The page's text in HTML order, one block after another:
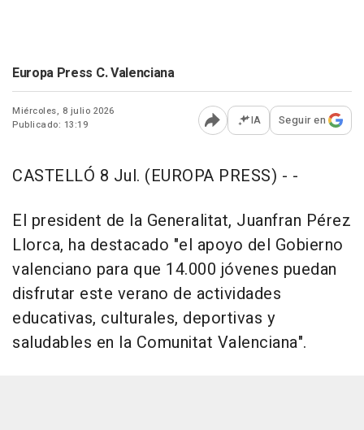
Europa Press C. Valenciana
Miércoles, 8 julio 2026
Publicado: 13:19
Abrir opciones para
IA Seguir en
CASTELLÓ 8 Jul. (EUROPA PRESS) - -
El president de la Generalitat, Juanfran Pérez
Llorca, ha destacado "el apoyo del Gobierno
valenciano para que 14.000 jóvenes puedan
disfrutar este verano de actividades
educativas, culturales, deportivas y
saludables en la Comunitat Valenciana".